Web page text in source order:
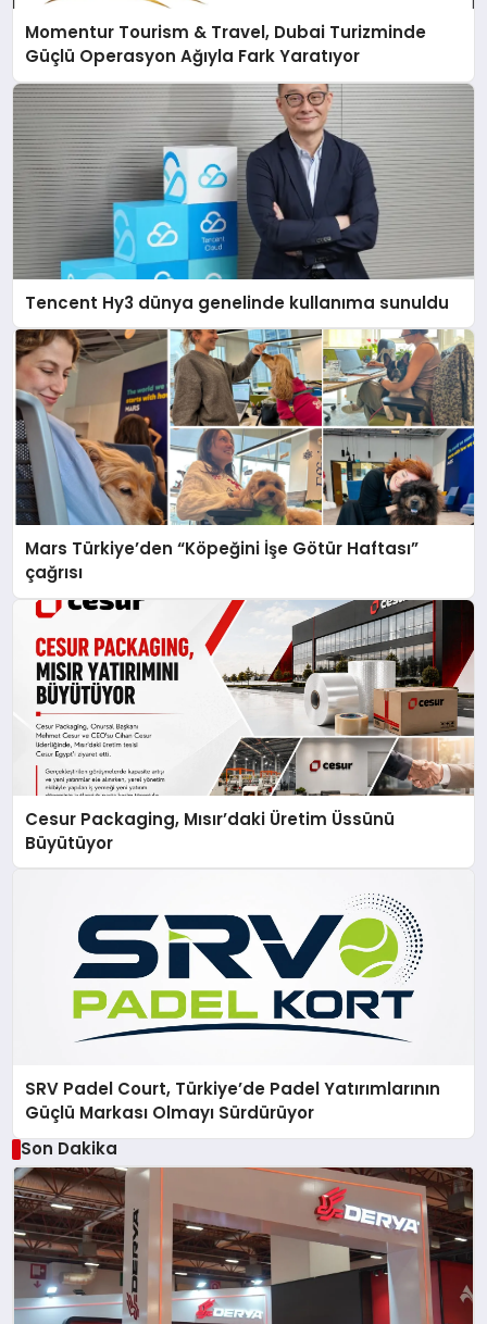
Momentur Tourism & Travel, Dubai Turizminde
Güçlü Operasyon Ağıyla Fark Yaratıyor
Tencent Hy3 dünya genelinde kullanıma sunuldu
Mars Türkiye’den “Köpeğini İşe Götür Haftası”
çağrısı
Cesur Packaging, Mısır’daki Üretim Üssünü
Büyütüyor
SRV Padel Court, Türkiye’de Padel Yatırımlarının
Güçlü Markası Olmayı Sürdürüyor
Son Dakika